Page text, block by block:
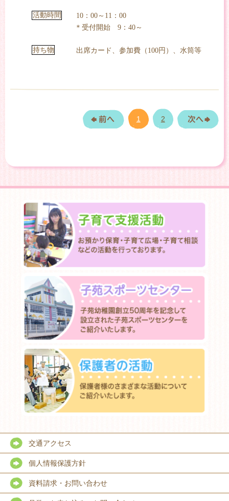
活動時間
10：00～11：00
＊受付開始 9：40～
持ち物 出席カード、参加費（100円）、水筒等
1 2
交通アクセス
個人情報保護方針
資料請求・お問い合わせ